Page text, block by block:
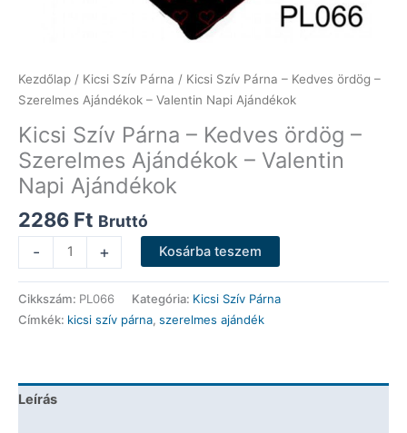
Kezdőlap / Kicsi Szív Párna / Kicsi Szív Párna – Kedves ördög –
Szerelmes Ajándékok – Valentin Napi Ajándékok
Kicsi Szív Párna – Kedves ördög –
Szerelmes Ajándékok – Valentin
Napi Ajándékok
2286 Ft Bruttó
-
Szív
Párna
-
Kedves
Szerelmes
+ Kosárba teszem
Cikkszám: PL066 Kategória: Kicsi Szív Párna
Címkék: kicsi szív párna, szerelmes ajándék
Leírás